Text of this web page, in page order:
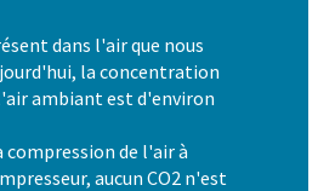
recherchez des économies
mais que vous n'êtes pas
à vitesse variable
dans l'air que nous
la concentration
ambiant est d'environ
compression de l'air à
aucun CO2 n'est